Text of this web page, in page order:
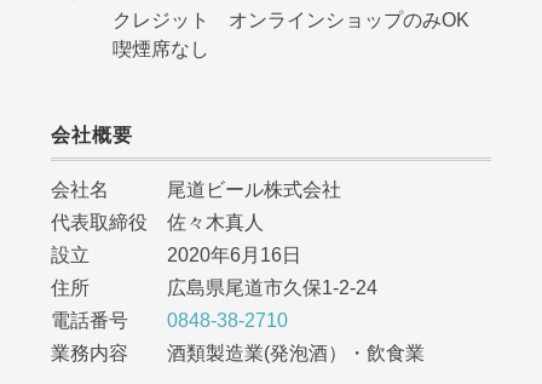
クレジット オンラインショップのみOK
喫煙席なし
会社概要
会社名 尾道ビール株式会社
代表取締役 佐々木真人
設立 2020年6月16日
住所 広島県尾道市久保1-2-24
電話番号0848-38-2710
業務内容 酒類製造業(発泡酒）・飲食業